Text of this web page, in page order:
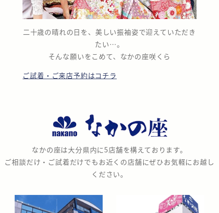
二十歳の晴れの日を、美しい振袖姿で迎えていただき
たい…。
そんな願いをこめて、なかの座咲くら
ご試着・ご来店予約はコチラ
座
なかの座は大分県内に5店舗を構えております。
ご相談だけ・ご試着だけでもお近くの店舗にぜひお気軽にお越し
ください。